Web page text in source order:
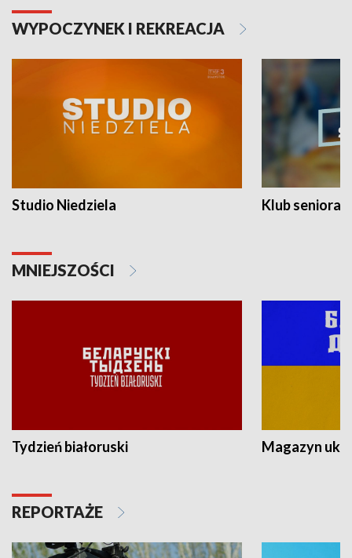
WYPOCZYNEK I REKREACJA
Studio Niedziela Klub seniora
MNIEJSZOŚCI
Tydzień białoruski Magazyn
REPORTAŻE